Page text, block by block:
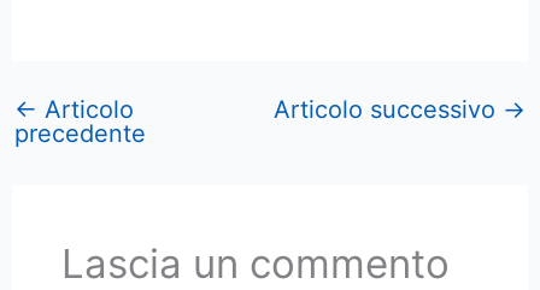
← Articolo
precedente
Articolo successivo →
Lascia un commento